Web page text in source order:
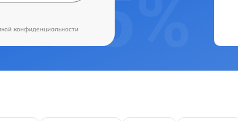
конфиденциальности